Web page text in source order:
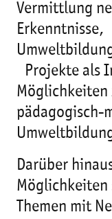
Vermittlung
Projekte als
Möglichkeiten
pädagogisch-
Darüber
Möglichkeiten
Themen mit